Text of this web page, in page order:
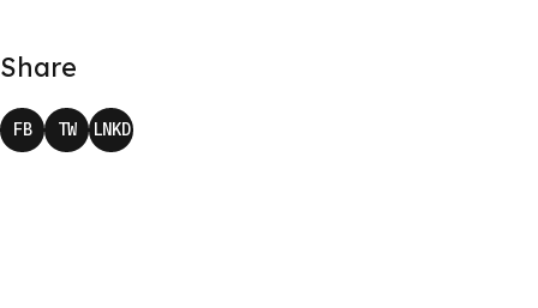
Share
FB TW LNKD